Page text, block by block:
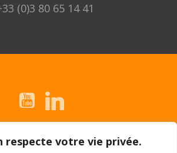
respecte votre vie privée.
(0)3 80 65 14 41